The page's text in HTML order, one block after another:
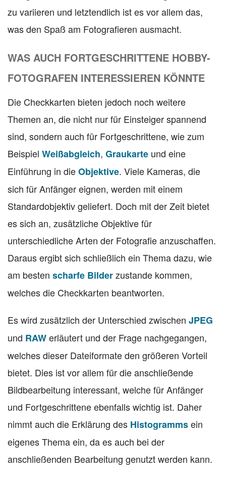
zu variieren und letztendlich ist es vor allem das,
was den Spaß am Fotografieren ausmacht.
WAS AUCH FORTGESCHRITTENE HOBBY-
FOTOGRAFEN INTERESSIEREN KÖNNTE
Die Checkkarten bieten jedoch noch weitere
Themen an, die nicht nur für Einsteiger spannend
sind, sondern auch für Fortgeschrittene, wie zum
Beispiel Weißabgleich, Graukarte und eine
Einführung in dieObjektive. Viele Kameras, die
sich für Anfänger eignen, werden mit einem
Standardobjektiv geliefert. Doch mit der Zeit bietet
es sich an, zusätzliche Objektive für
unterschiedliche Arten der Fotografie anzuschaffen.
Daraus ergibt sich schließlich ein Thema dazu, wie
am besten scharfe Bilderzustande kommen,
welches die Checkkarten beantworten.
Es wird zusätzlich der Unterschied zwischen JPEG
und RAWerläutert und der Frage nachgegangen,
welches dieser Dateiformate den größeren Vorteil
bietet. Dies ist vor allem für die anschließende
Bildbearbeitung interessant, welche für Anfänger
und Fortgeschrittene ebenfalls wichtig ist. Daher
nimmt auch die Erklärung des Histogrammsein
eigenes Thema ein, da es auch bei der
anschließenden Bearbeitung genutzt werden kann.